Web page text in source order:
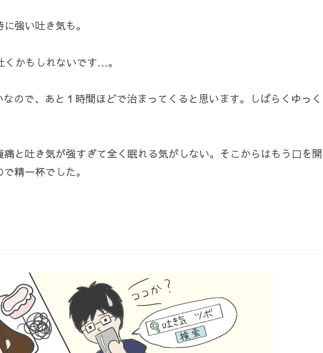
強い吐き気も。
かもしれないです…。
なので、あと１時間ほどで治まってくると思います。しばらくゆっく
と吐き気が強すぎて全く眠れる気がしない。そこからはもう口を開
精一杯でした。